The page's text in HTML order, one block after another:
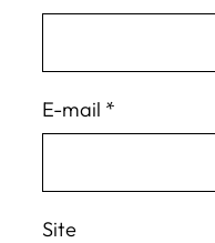
E-mail *
Site